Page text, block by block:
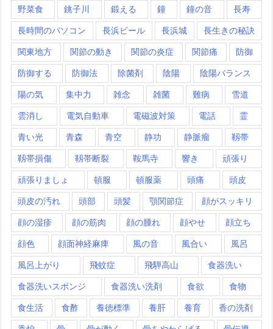
野菜食 銚子川 鍛える 鐘 鐘の音 長寿
長時間のパソコン 長浜ビール 長浜城 長生きの秘訣
関東地方 関節の動き 関節の炎症 関節痛 防御
防御する 防御法 除菌剤 陰陽 陰陽バランス
陽の気 集中力 雑念 雑菌 難病 雪道
雲消し 電気自動車 電磁波対策 電話 霊
青い光 青森 青空 静功 静脈瘤 靱帯
靱帯損傷 靱帯断裂 鞍馬寺 響き 頑張り
頑張りましょ 頓服 頓服薬 頭痛 頭皮
頭皮の汚れ 頭部 頭髪 顎関節症 顔がスッキリ
顔の湿疹 顔の筋肉 顔の腫れ 顔やせ 顔立ち
顔色 顔面神経麻痺 風の音 風合い 風呂
風呂上がり 飛蚊症 飛騨高山 食器洗い
食器洗いスポンジ 食器洗い洗剤 食欲 食物
食生活 食酢 養徳標準 養肝 養育 香の洗剤